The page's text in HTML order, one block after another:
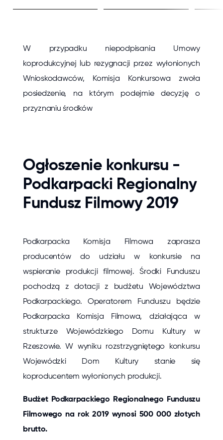
W przypadku niepodpisania Umowy
koprodukcyjnej lub rezygnacji przez wyłonionych
Wnioskodawców, Komisja Konkursowa zwoła
posiedzenie, na którym podejmie decyzję o
przyznaniu środków
Ogłoszenie konkursu -
Podkarpacki Regionalny
Fundusz Filmowy 2019
Podkarpacka Komisja Filmowa zaprasza
producentów do udziału w konkursie na
wspieranie produkcji filmowej. Środki Funduszu
pochodzą z dotacji z budżetu Województwa
Podkarpackiego. Operatorem Funduszu będzie
Podkarpacka Komisja Filmowa, działająca w
strukturze Wojewódzkiego Domu Kultury w
Rzeszowie. W wyniku rozstrzygniętego konkursu
Wojewódzki Dom Kultury stanie się
koproducentem wyłonionych produkcji.
Budżet Podkarpackiego Regionalnego Funduszu
Filmowego na rok 2019 wynosi 500 000 złotych
brutto.